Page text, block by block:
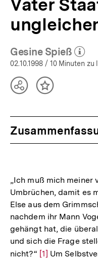
Vater
Gesine Spieß
(Mehr zum
02.10.1998 / 10 Minuten zu
TeilenInhalt
„Ich muß mich meiner
Umbrüchen, damit es
Else aus dem
nachdem ihr Mann
gehängt hat, die
und sich die Frage
nicht?“ Zur
[1] Um